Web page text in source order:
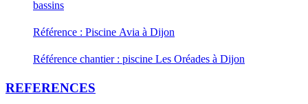
bassins
Référence : Piscine Avia à Dijon
Référence chantier : piscine Les Oréades à Dijon
REFERENCES